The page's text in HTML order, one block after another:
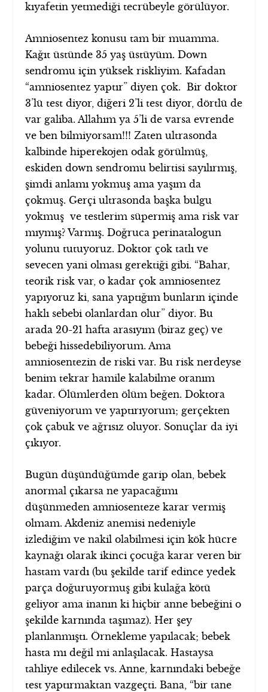
kıyafetin yetmediği tecrübeyle görülüyor.
Amniosentez konusu tam bir muamma.
Kağıt üstünde 35 yaş üstüyüm. Down
sendromu için yüksek riskliyim. Kafadan
“amniosentez yaptır” diyen çok. Bir doktor
3’lü test diyor, diğeri 2’li test diyor, dörtlü de
var galiba. Allahım ya 5’li de varsa evrende
ve ben bilmiyorsam!!! Zaten ultrasonda
kalbinde hiperekojen odak görülmüş,
eskiden down sendromu belirtisi sayılırmış,
şimdi anlamı yokmuş ama yaşım da
çokmuş. Gerçi ultrasonda başka bulgu
yokmuş ve testlerim süpermiş ama risk var
mıymış? Varmış. Doğruca perinatalogun
yolunu tutuyoruz. Doktor çok tatlı ve
sevecen yani olması gerektiği gibi. “Bahar,
teorik risk var, o kadar çok amniosentez
yapıyoruz ki, sana yaptığım bunların içinde
haklı sebebi olanlardan olur” diyor. Bu
arada 20-21 hafta arasıyım (biraz geç) ve
bebeği hissedebiliyorum. Ama
amniosentezin de riski var. Bu risk nerdeyse
benim tekrar hamile kalabilme oranım
kadar. Ölümlerden ölüm beğen. Doktora
güveniyorum ve yaptırıyorum; gerçekten
çok çabuk ve ağrısız oluyor. Sonuçlar da iyi
çıkıyor.
Bugün düşündüğümde garip olan, bebek
anormal çıkarsa ne yapacağımı
düşünmeden amniosenteze karar vermiş
olmam. Akdeniz anemisi nedeniyle
izlediğim ve nakil olabilmesi için kök hücre
kaynağı olarak ikinci çocuğa karar veren bir
hastam vardı (bu şekilde tarif edince yedek
parça doğuruyormuş gibi kulağa kötü
geliyor ama inanın ki hiçbir anne bebeğini o
şekilde karnında taşımaz). Her şey
planlanmıştı. Örnekleme yapılacak; bebek
hasta mı değil mi anlaşılacak. Hastaysa
tahliye edilecek vs. Anne, karnındaki bebeğe
test yaptırmaktan vazgeçti. Bana, “bir tane